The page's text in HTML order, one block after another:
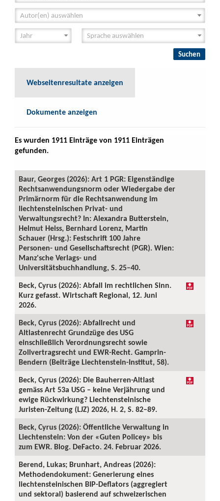
Autor(en) auswählen
Webseitenresultate anzeigen
Dokumente anzeigen
Es wurden 1911 Einträge von 1911 Einträgen
gefunden.
Baur, Georges (2026): Art 1 PGR: Eigenständige
Rechtsanwendungsnorm oder Wiedergabe der
Primärnorm für die Rechtsanwendung im
liechtensteinischen Privat- und
Verwaltungsrecht? In: Alexandra Butterstein,
Helmut Heiss, Bernhard Lorenz, Martin
Schauer (Hrsg.): Festschrift 100 Jahre
Personen- und Gesellschaftsrecht (PGR). Wien:
Manz'sche Verlags- und
Universitätsbuchhandlung, S. 25–40.
Beck, Cyrus (2026): Abfall im rechtlichen Sinn.
Kurz gefasst. Wirtschaft Regional, 12. Juni
2026.
Beck, Cyrus (2026): Abfallrecht und
Altlastenrecht Grundzüge des USG
einschließlich Verordnungsrecht sowie
Zollvertragsrecht und EWR-Recht. Gamprin-
Bendern (Beiträge Liechtenstein-Institut, 58).
Beck, Cyrus (2026): Die Bauherren-Altlast
gemäss Art 53a USG – keine Verjährung und
ewige Rückwirkung? Liechtensteinische
Juristen-Zeitung (LJZ) 2026, H. 2, S. 82–89.
Beck, Cyrus (2026): Öffentliche Verwaltung in
Liechtenstein: Von der «Guten Policey» bis
zum EWR. Blog. DeFacto. 24. Februar 2026.
Berend, Lukas; Brunhart, Andreas (2026):
Methodendokument: Generierung eines
liechtensteinischen BIP-Deflators (aggregiert
und sektoral) basierend auf schweizerischen